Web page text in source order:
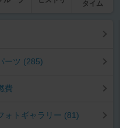
タイム
ーツ (285)
費
ォトギャラリー (81)